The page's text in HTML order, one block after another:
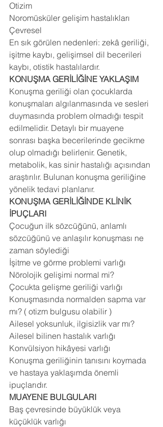
Otizim
Noromüsküler gelişim hastalıkları
Çevresel
En sık görülen nedenleri: zekâ geriliği,
işitme kaybı, gelişimsel dil becerileri
kaybı, otistik hastalılardır.
KONUŞMA GERİLİĞİNE YAKLAŞIM
Konuşma geriliği olan çocuklarda
konuşmaları algılanmasında ve sesleri
duymasında problem olmadığı tespit
edilmelidir. Detaylı bir muayene
sonrası başka becerilerinde gecikme
olup olmadığı belirlenir. Genetik,
metabolik, kas sinir hastalığı açısından
araştırılır. Bulunan konuşma geriliğine
yönelik tedavi planlanır.
KONUŞMA GERİLİĞİNDE KLİNİK
İPUÇLARI
Çocuğun ilk sözcüğünü, anlamlı
sözcüğünü ve anlaşılır konuşması ne
zaman söylediği
İşitme ve görme problemi varlığı
Nörolojik gelişimi normal mi?
Çocukta gelişme geriliği varlığı
Konuşmasında normalden sapma var
mı? ( otizm bulgusu olabilir )
Ailesel yoksunluk, ilgisizlik var mı?
Ailesel bilinen hastalık varlığı
Konvülsiyon hikâyesi varlığı
Konuşma geriliğinin tanısını koymada
ve hastaya yaklaşımda önemli
ipuçlarıdır.
MUAYENE BULGULARI
Baş çevresinde büyüklük veya
küçüklük varlığı